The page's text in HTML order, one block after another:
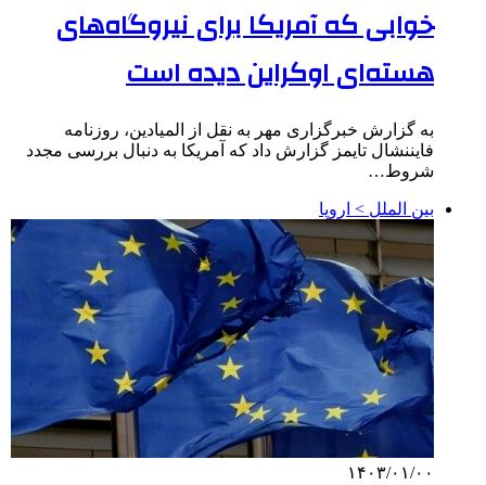
خوابی که آمریکا برای نیروگاه‌های
هسته‌ای اوکراین دیده است
به گزارش خبرگزاری مهر به نقل از المیادین، روزنامه
فایننشال تایمز گزارش داد که آمریکا به دنبال بررسی مجدد
شروط…
بین الملل > اروپا
۱۴۰۳/۰۱/۰۰